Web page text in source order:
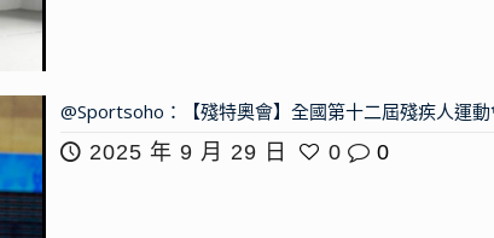
@Sportsoho：【殘特奧會】全國第十二屆殘疾人運
2025 年 9 月 29 日
0
0